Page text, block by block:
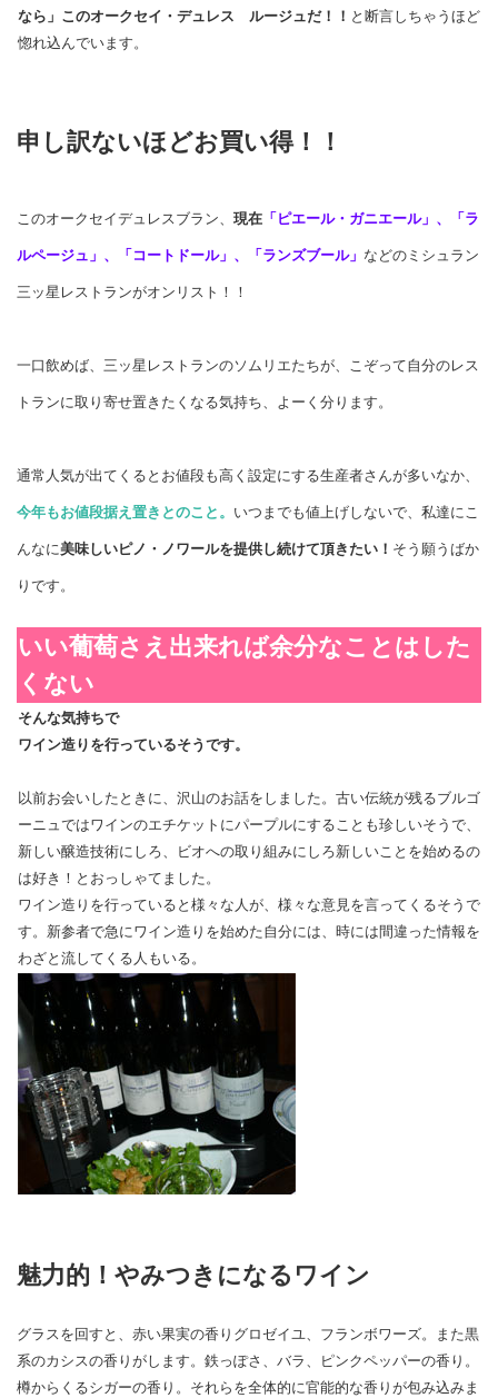
なら」このオークセイ・デュレス ルージュだ！！ と断言しちゃうほど
惚れ込んでいます。
申し訳ないほどお買い得！！
このオークセイデュレスブラン、 現在 「ピエール・ガニエール」、「ラ
ルページュ」、「コートドール」、「ランズブール」 などのミシュラン
三ッ星レストランがオンリスト！！
一口飲めば、三ッ星レストランのソムリエたちが、こぞって自分のレス
トランに取り寄せ置きたくなる気持ち、よーく分ります。
通常人気が出てくるとお値段も高く設定にする生産者さんが多いなか、
今年もお値段据え置きとのこと。 いつまでも値上げしないで、私達にこ
んなに美味しいピノ・ノワールを提供し続けて頂きたい！ そう願うばか
りです。
いい葡萄さえ出来れば余分なことはした
くない
そんな気持ちで
ワイン造りを行っているそうです。
以前お会いしたときに、沢山のお話をしました。古い伝統が残るブルゴ
ーニュではワインのエチケットにパープルにすることも珍しいそうで、
新しい醸造技術にしろ、ビオへの取り組みにしろ新しいことを始めるの
は好き！とおっしゃてました。
ワイン造りを行っていると様々な人が、様々な意見を言ってくるそうで
す。新参者で急にワイン造りを始めた自分には、時には間違った情報を
わざと流してくる人もいる。
魅力的！やみつきになるワイン
グラスを回すと、赤い果実の香りグロゼイユ、フランボワーズ。また黒
系のカシスの香りがします。鉄っぽさ、バラ、ピンクペッパーの香り。
樽からくるシガーの香り。それらを全体的に官能的な香りが包み込みま